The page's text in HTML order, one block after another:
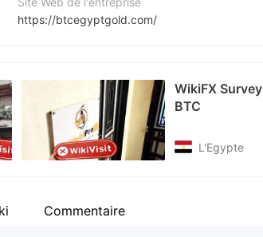
https://btcegyptgold.com/
https://www.facebook.com/BTC.EGYPT/
WikiFX Survey
BTC
L'Egypte
Commentaire